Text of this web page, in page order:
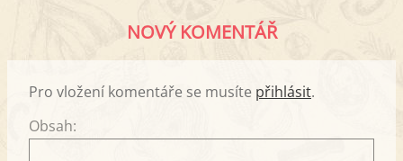
NOVÝ KOMENTÁŘ
Pro vložení komentáře se musíte přihlásit.
Obsah: